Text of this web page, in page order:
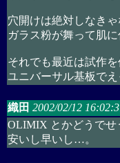
穴開けは絶対しなき
ガラス粉が舞って肌
それでも最近は試作
ユニバーサル基板で
織田 2002/02/12
OLIMIX とかどうでせ
安いし早いし…。